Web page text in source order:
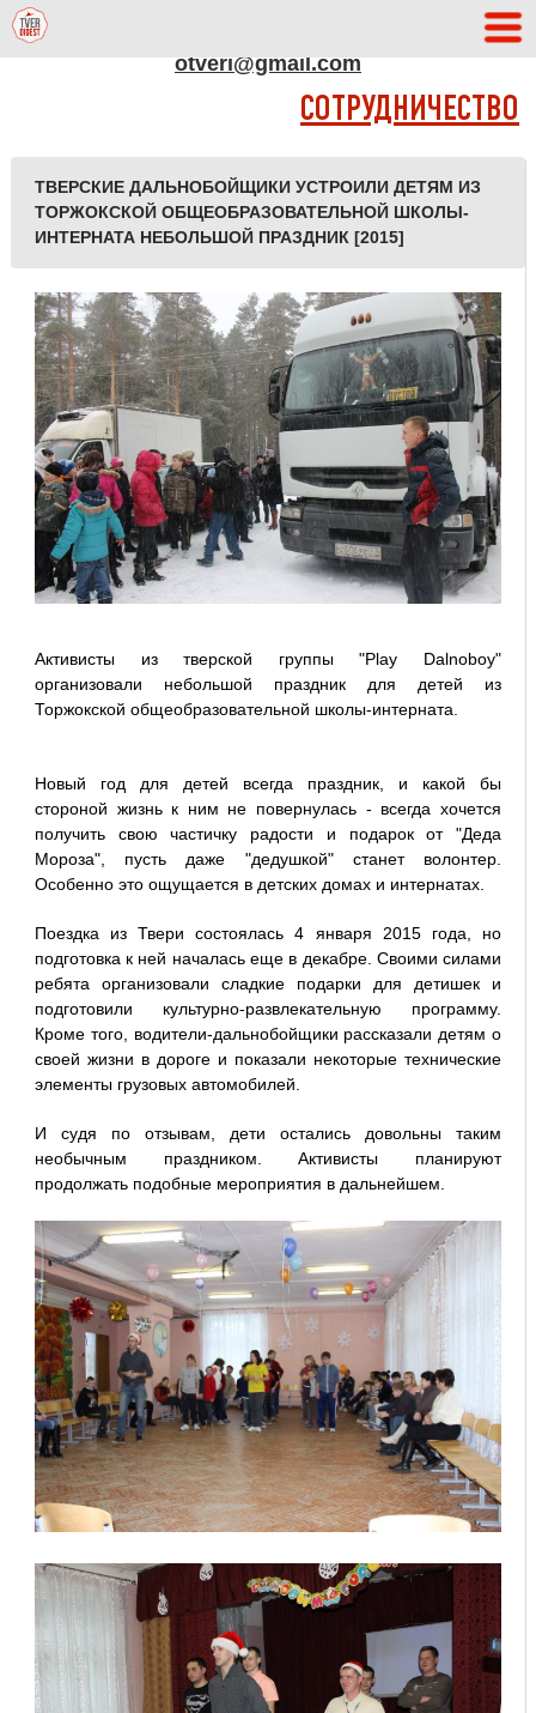
otveri@gmail.com
СОТРУДНИЧЕСТВО
ТВЕРСКИЕ ДАЛЬНОБОЙЩИКИ УСТРОИЛИ ДЕТЯМ ИЗ
ТОРЖОКСКОЙ ОБЩЕОБРАЗОВАТЕЛЬНОЙ ШКОЛЫ-
ИНТЕРНАТА НЕБОЛЬШОЙ ПРАЗДНИК [2015]
Активисты из тверской группы "Play Dalnoboy"
организовали небольшой праздник для детей из
Торжокской общеобразовательной школы-интерната.
Новый год для детей всегда праздник, и какой бы
стороной жизнь к ним не повернулась - всегда хочется
получить свою частичку радости и подарок от "Деда
Мороза", пусть даже "дедушкой" станет волонтер.
Особенно это ощущается в детских домах и интернатах.
Поездка из Твери состоялась 4 января 2015 года, но
подготовка к ней началась еще в декабре. Своими силами
ребята организовали сладкие подарки для детишек и
подготовили культурно-развлекательную программу.
Кроме того, водители-дальнобойщики рассказали детям о
своей жизни в дороге и показали некоторые технические
элементы грузовых автомобилей.
И судя по отзывам, дети остались довольны таким
необычным праздником. Активисты планируют
продолжать подобные мероприятия в дальнейшем.